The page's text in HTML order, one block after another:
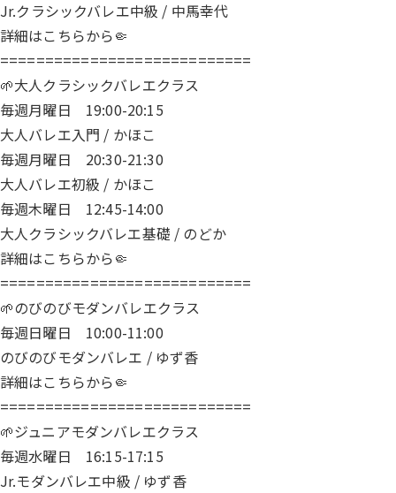
Jr.クラシックバレエ中級 / 中馬幸代
詳細はこちらから🤏
============================
🌱大人クラシックバレエクラス
毎週月曜日 19:00-20:15
大人バレエ入門 / かほこ
毎週月曜日 20:30-21:30
大人バレエ初級 / かほこ
毎週木曜日 12:45-14:00
大人クラシックバレエ基礎 / のどか
詳細はこちらから🤏
============================
🌱のびのびモダンバレエクラス
毎週日曜日 10:00-11:00
のびのびモダンバレエ / ゆず香
詳細はこちらから🤏
============================
🌱ジュニアモダンバレエクラス
毎週水曜日 16:15-17:15
Jr.モダンバレエ中級 / ゆず香